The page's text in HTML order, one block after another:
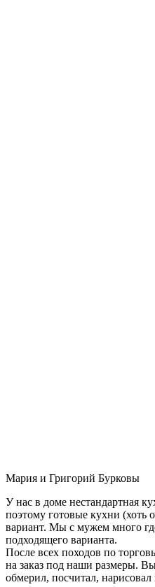
Мария и Григорий Бурковы
У нас в доме нестандартная
поэтому готовые кухни
вариант. Мы с мужем много
подходящего варианта.
После всех походов по
на заказ под наши размеры.
обмерил, посчитал,